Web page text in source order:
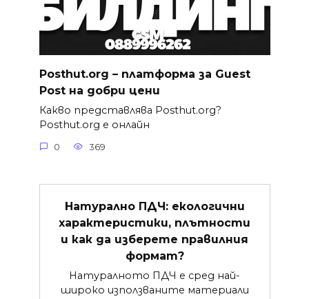
Posthut.org – платформа за Guest
Post на добри цени
Какво представлява Posthut.org?
Posthut.org е онлайн
0 369
Натурално ПДЧ: екологични
характеристики, плътности
и как да изберете правилния
формат?
Натуралното ПДЧ е сред най-
широко използваните материали